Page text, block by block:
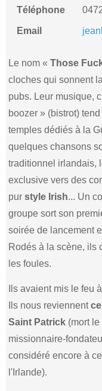
Téléphone
Email
Le nom «Those
cloches qui sonnent
pubs. Leur musique,
boozer » (bistrot)
temples dédiés à la
quelques chansons
traditionnel irlandais,
exclusive vers des
purstyle Irish... Un
groupe sort son
soirée de lancement
Rodés à la scène, ils
les foules.
Ils avaient mis le feu
Ils nous reviennent
Saint Patrick (mort
missionnaire-
considéré encore à
l'Irlande).